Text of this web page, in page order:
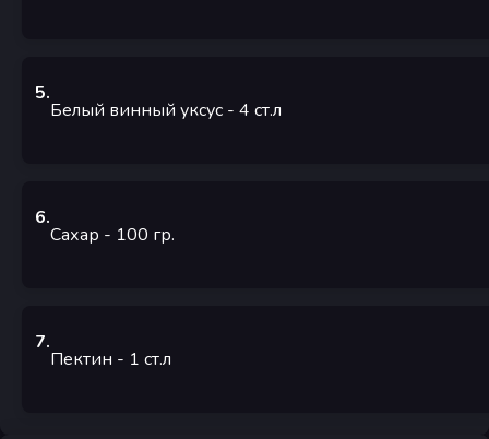
5.
Белый винный уксус - 4 ст.л
6.
Сахар - 100 гр.
7.
Пектин - 1 ст.л